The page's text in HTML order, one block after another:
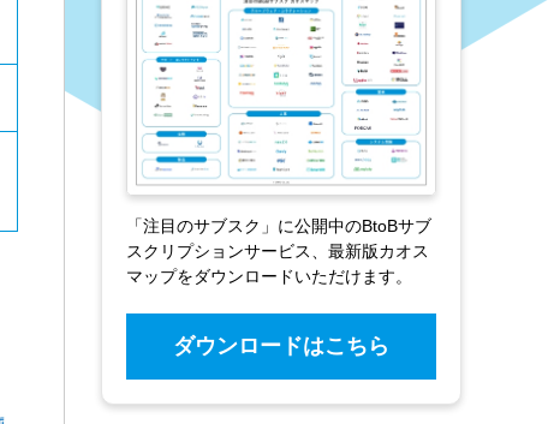
「注目のサブスク」に公開中のBtoBサブ
スクリプションサービス、最新版カオス
マップをダウンロードいただけます。
ダウンロードはこちら